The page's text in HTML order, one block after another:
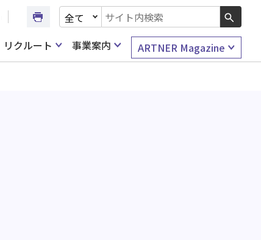
文書種別を選択
検索キーワード入力
リクルート 事業案内 ARTNER Magazine